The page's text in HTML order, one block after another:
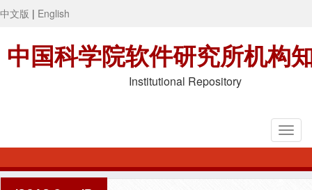
中文版 | English
中国科学院软件研究所机构
Institutional Repository